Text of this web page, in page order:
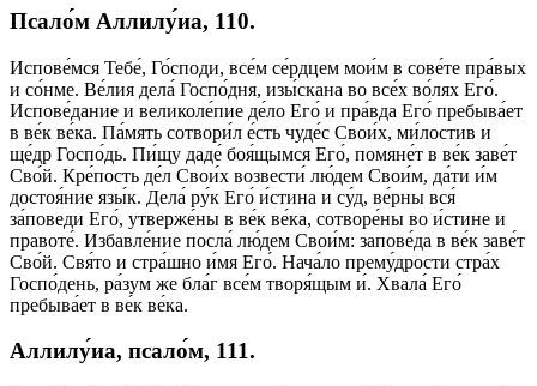
Псало́м Аллилу́иа, 110.
Испове́мся Тебе́, Го́споди, все́м се́рдцем мои́м в сове́те пра́вых
и со́нме. Ве́лия дела́ Госпо́дня, изы́скана во все́х во́лях Его́.
Испове́дание и великоле́пие де́ло Его́ и пра́вда Его́ пребыва́ет
в ве́к ве́ка. Па́мять сотвори́л е́сть чуде́с Свои́х, ми́лостив и
ще́др Госпо́дь. Пи́щу даде́ боя́щымся Его́, помяне́т в ве́к заве́т
Сво́й. Кре́пость де́л Свои́х возвести́ лю́дем Свои́м, да́ти и́м
достоя́ние язы́к. Дела́ ру́к Его́ и́стина и су́д, ве́рны вся́
за́поведи Его́, утверже́ны в ве́к ве́ка, сотворе́ны во и́стине и
правоте́. Избавле́ние посла́ лю́дем Свои́м: запове́да в ве́к заве́т
Сво́й. Свя́то и стра́шно и́мя Его́. Нача́ло прему́дрости стра́х
Госпо́день, ра́зум же бла́г все́м творя́щым и́. Хвала́ Его́
пребыва́ет в ве́к ве́ка.
Аллилу́иа, псало́м, 111.